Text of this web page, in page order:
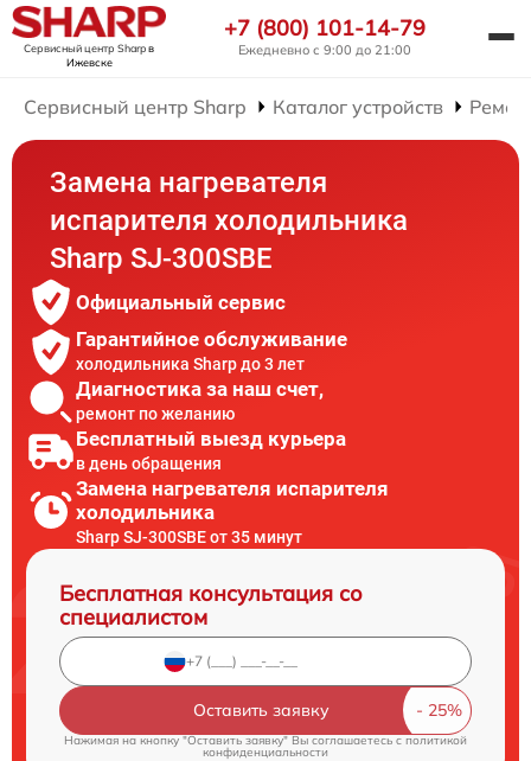
Сервисный центр Sharpв
Ижевске
+7 (800) 101-14-79
Ежедневно с 9:00 до 21:00
Сервисный центр Sharp Каталог устройств
Замена нагревателя
испарителя холодильника
Sharp SJ-300SBE
Официальный сервис
Гарантийное обслуживание
холодильника Sharp до 3 лет
Диагностика за наш счет,
ремонт по желанию
Бесплатный выезд курьера
в день обращения
Замена нагревателя испарителя
холодильника
Sharp SJ-300SBE от 35 минут
Бесплатная консультация со
специалистом
Оставить заявку
Нажимая на кнопку "Оставить заявку" Вы соглашаетесь cполитикой
конфиденциальности